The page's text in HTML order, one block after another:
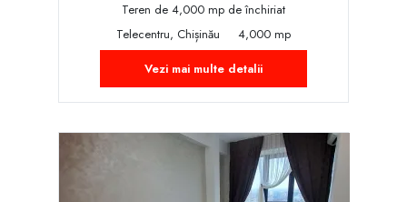
Teren de 4,000 mp de închiriat
Telecentru, Chișinău
4,000 mp
Vezi mai multe detalii